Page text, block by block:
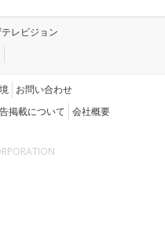
レビジョン
お問い合わせ
掲載について 会社概要